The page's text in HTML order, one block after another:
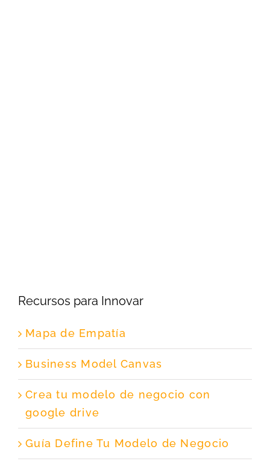
Recursos para Innovar
Mapa de Empatía
Business Model Canvas
Crea tu modelo de negocio con
google drive
Guía Define Tu Modelo de Negocio